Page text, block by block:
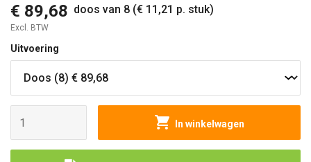
€ 89,68 doos van 8 (€ 11,21 p. stuk)
Excl. BTW
Uitvoering
In winkelwagen